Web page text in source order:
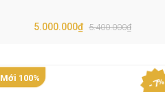
5.000.000₫ 5.400.000₫
- 7%
Mới 100%